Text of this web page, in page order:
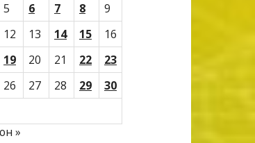
5 6 7 8
9
12 13 14 15
16
19 20 21 22
23
26 27 28 29
30
»